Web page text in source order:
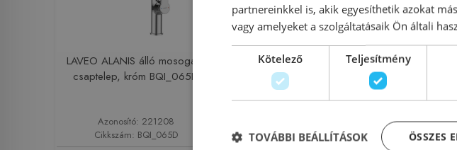
LAVEO ALANIS álló mosogató
csaptelep, króm BQI_065D
Azonosító: 221208
Cikkszám: BQI_065D
Laveo EVORA álló mosogató
csaptelep, króm BAE_065D
Cikkszám: BAE_065D
partnereinkkel is, akik egyesíthetik azokat
vagy amelyeket a szolgáltatásaik Ön általi
Kötelező Teljesítmény
ÖSSZES
TOVÁBBI BEÁLLÍTÁSOK